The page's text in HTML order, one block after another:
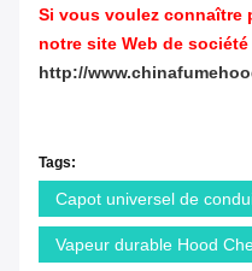
Si vous voulez connaître
notre site Web de
http://
Tags:
Capot universel de
Vapeur durable Hood